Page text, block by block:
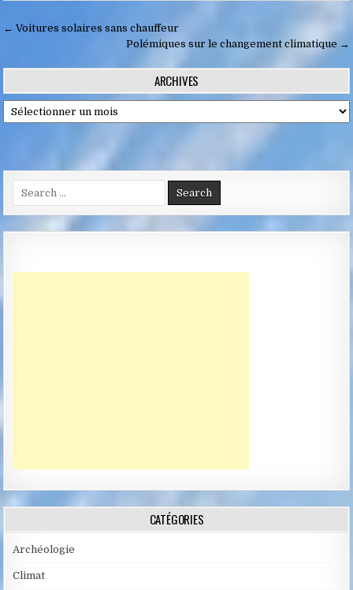
Navigation
l’article
← Voitures solaires sans chauffeur
Polémiques sur le changement climatique →
ARCHIVES
Archives
for:
CATÉGORIES
Archéologie
Climat